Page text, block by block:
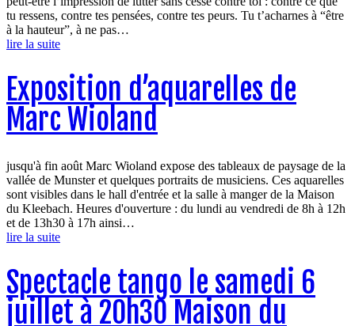
tu ressens, contre tes pensées, contre tes peurs. Tu t’acharnes à “être
à la hauteur”, à ne pas…
lire la suite
Exposition d’aquarelles de
Marc Wioland
jusqu'à fin août Marc Wioland expose des tableaux de paysage de la
vallée de Munster et quelques portraits de musiciens. Ces aquarelles
sont visibles dans le hall d'entrée et la salle à manger de la Maison
du Kleebach. Heures d'ouverture : du lundi au vendredi de 8h à 12h
et de 13h30 à 17h ainsi…
lire la suite
Spectacle tango le samedi 6
juillet à 20h30 Maison du